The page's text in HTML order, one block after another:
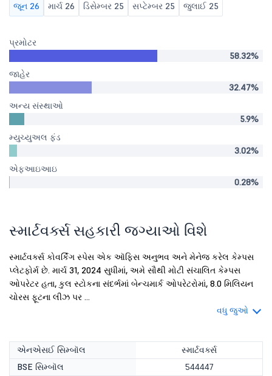
જૂન 26 માર્ચ 26 ડિસેમ્બર 25 સપ્ટેમ્બર 25 જુલાઈ 25
પ્રમોટર
58.32%
જાહેર
32.47%
અન્ય સંસ્થાઓ
5.9%
મ્યુચ્યુઅલ ફંડ
3.02%
એફઆઇઆઇ
0.28%
સ્માર્ટવર્ક્સ સહકારી જગ્યાઓ વિશે
સ્માર્ટવર્ક્સ કોવર્કિંગ સ્પેસ એક ઑફિસ અનુભવ અને મેનેજ કરેલ કેમ્પસ
પ્લેટફોર્મ છે. માર્ચ 31, 2024 સુધીમાં, અમે સૌથી મોટી સંચાલિત કેમ્પસ
ઓપરેટર હતા, કુલ સ્ટોકના સંદર્ભમાં બેન્ચમાર્ક ઓપરેટરોમાં, 8.0 મિલિયન
ચોરસ ફૂટના લીઝ પર ...
વધુ જુઓ
એનએસઈ સિમ્બૉલ
સ્માર્ટવર્ક્સ
BSE સિમ્બૉલ
544447